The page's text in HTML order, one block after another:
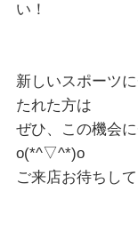
い！
新しいスポーツ
たれた方は
ぜひ、この機会
o(*^▽^*)o
ご来店お待ちし